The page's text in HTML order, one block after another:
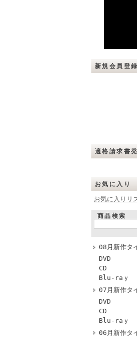
新規会員登録
適格請求書
お気に入り
お気に入りリ
商品検索
08月新作タ
DVD
CD
Blu-raｙ
07月新作タ
DVD
CD
Blu-raｙ
06月新作タ